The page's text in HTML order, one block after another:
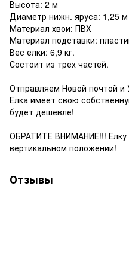
Высота: 2 м
Диаметр нижн. яруса: 1,25 м
Материал хвои: ПВХ
Материал подставки:
Вес елки: 6,9 кг.
Состоит из трех частей.
Отправляем Новой почтой и
Елка имеет свою
будет дешевле!
ОБРАТИТЕ ВНИМАНИЕ!!! Елку
вертикальном положении!
Отзывы